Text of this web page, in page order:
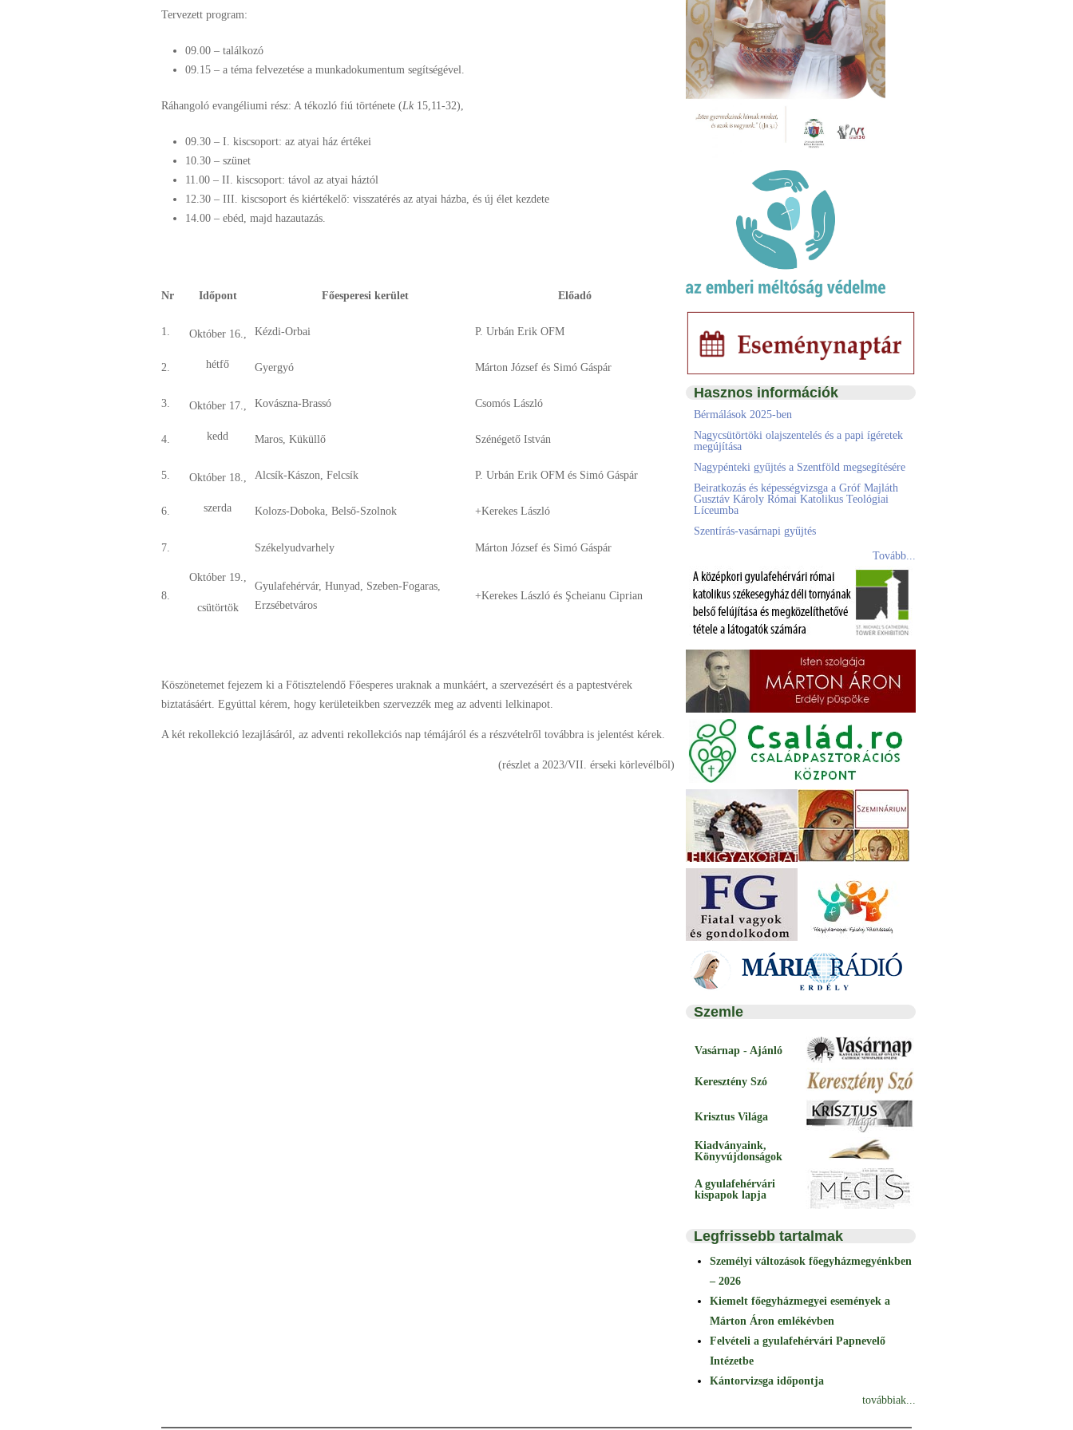
Tervezett program:
09.00 – találkozó
09.15 – a téma felvezetése a munkadokumentum segítségével.
Ráhangoló evangéliumi rész: A tékozló fiú története (Lk 15,11-32),
09.30 – I. kiscsoport: az atyai ház értékei
10.30 – szünet
11.00 – II. kiscsoport: távol az atyai háztól
12.30 – III. kiscsoport és kiértékelő: visszatérés az atyai házba, és új élet kezdete
14.00 – ebéd, majd hazautazás.
Nr Időpont Főesperesi kerület Előadó
1. Október 16.,
hétfő
Kézdi-Orbai P. Urbán Erik OFM
2. Gyergyó Márton József és Simó Gáspár
3. Október 17.,
kedd
Kovászna-Brassó Csomós László
4. Maros, Küküllő Szénégető István
5. Október 18.,
szerda
Alcsík-Kászon, Felcsík P. Urbán Erik OFM és Simó Gáspár
6. Kolozs-Doboka, Belső-Szolnok +Kerekes László
7.
Október 19.,
csütörtök
Székelyudvarhely Márton József és Simó Gáspár
8.
Gyulafehérvár, Hunyad, Szeben-Fogaras,
Erzsébetváros
+Kerekes László és Şcheianu Ciprian
Köszönetemet fejezem ki a Főtisztelendő Főesperes uraknak a munkáért, a szervezésért és a paptestvérek
biztatásáért. Egyúttal kérem, hogy kerületeikben szervezzék meg az adventi lelkinapot.
A két rekollekció lezajlásáról, az adventi rekollekciós nap témájáról és a részvételről továbbra is jelentést kérek.
(részlet a 2023/VII. érseki körlevélből)
Hasznos információk
Bérmálások 2025-ben
Nagycsütörtöki olajszentelés és a papi ígéretek
megújítása
Nagypénteki gyűjtés a Szentföld megsegítésére
Beiratkozás és képességvizsga a Gróf Majláth
Gusztáv Károly Római Katolikus Teológiai
Líceumba
Szentírás-vasárnapi gyűjtés
Tovább...
Szemle
Vasárnap - Ajánló
Keresztény Szó
Krisztus Világa
Kiadványaink,
Könyvújdonságok
A gyulafehérvári
kispapok lapja
Legfrissebb tartalmak
Személyi változások főegyházmegyénkben
– 2026
Kiemelt főegyházmegyei események a
Márton Áron emlékévben
Felvételi a gyulafehérvári Papnevelő
Intézetbe
Kántorvizsga időpontja
továbbiak...